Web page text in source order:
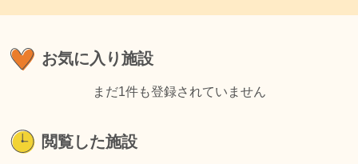
お気に入り施設
まだ1件も登録されていません
閲覧した施設